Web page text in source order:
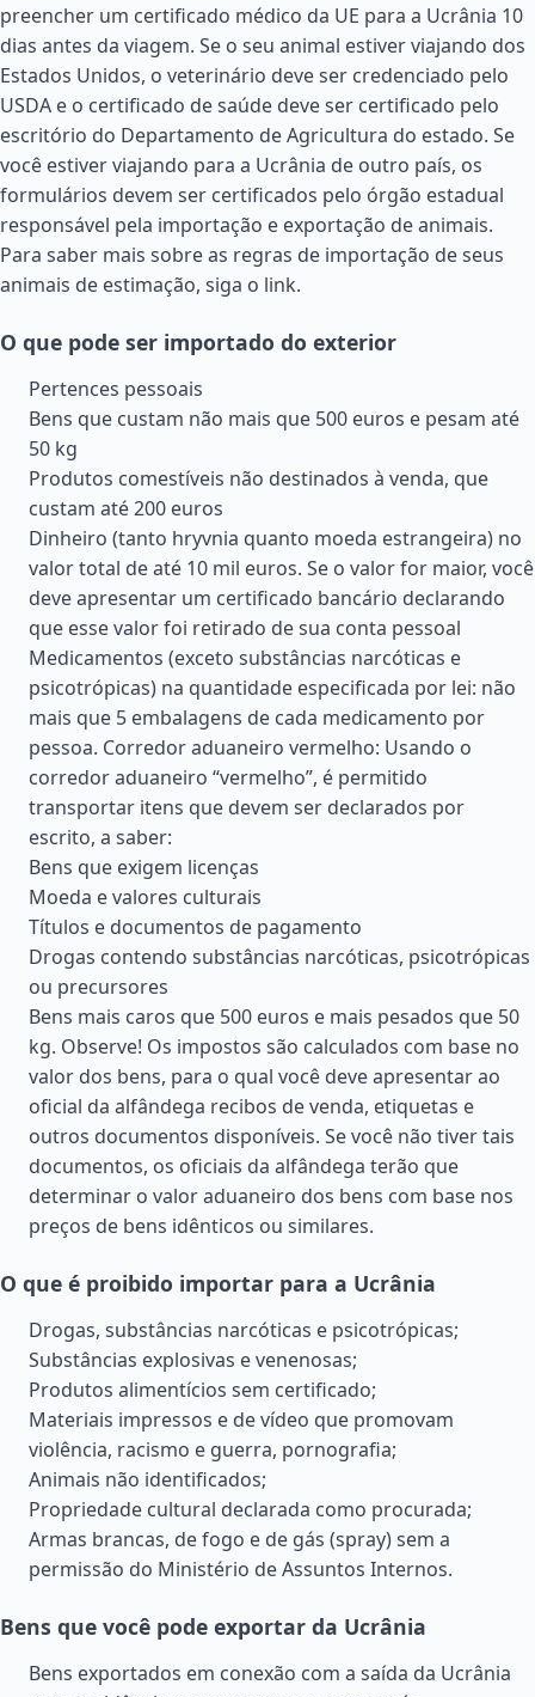
preencher um certificado médico da UE para a Ucrânia 10
dias antes da viagem. Se o seu animal estiver viajando dos
Estados Unidos, o veterinário deve ser credenciado pelo
USDA e o certificado de saúde deve ser certificado pelo
escritório do Departamento de Agricultura do estado. Se
você estiver viajando para a Ucrânia de outro país, os
formulários devem ser certificados pelo órgão estadual
responsável pela importação e exportação de animais.
Para saber mais sobre as regras de importação de seus
animais de estimação, siga o link.
O que pode ser importado do exterior
Pertences pessoais
Bens que custam não mais que 500 euros e pesam até
50 kg
Produtos comestíveis não destinados à venda, que
custam até 200 euros
Dinheiro (tanto hryvnia quanto moeda estrangeira) no
valor total de até 10 mil euros. Se o valor for maior, você
deve apresentar um certificado bancário declarando
que esse valor foi retirado de sua conta pessoal
Medicamentos (exceto substâncias narcóticas e
psicotrópicas) na quantidade especificada por lei: não
mais que 5 embalagens de cada medicamento por
pessoa. Corredor aduaneiro vermelho: Usando o
corredor aduaneiro “vermelho”, é permitido
transportar itens que devem ser declarados por
escrito, a saber:
Bens que exigem licenças
Moeda e valores culturais
Títulos e documentos de pagamento
Drogas contendo substâncias narcóticas, psicotrópicas
ou precursores
Bens mais caros que 500 euros e mais pesados que 50
kg. Observe! Os impostos são calculados com base no
valor dos bens, para o qual você deve apresentar ao
oficial da alfândega recibos de venda, etiquetas e
outros documentos disponíveis. Se você não tiver tais
documentos, os oficiais da alfândega terão que
determinar o valor aduaneiro dos bens com base nos
preços de bens idênticos ou similares.
O que é proibido importar para a Ucrânia
Drogas, substâncias narcóticas e psicotrópicas;
Substâncias explosivas e venenosas;
Produtos alimentícios sem certificado;
Materiais impressos e de vídeo que promovam
violência, racismo e guerra, pornografia;
Animais não identificados;
Propriedade cultural declarada como procurada;
Armas brancas, de fogo e de gás (spray) sem a
permissão do Ministério de Assuntos Internos.
Bens que você pode exportar da Ucrânia
Bens exportados em conexão com a saída da Ucrânia